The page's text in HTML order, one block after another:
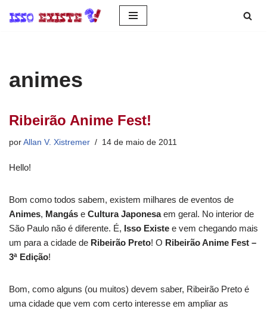
conteúdo
animes
Ribeirão Anime Fest!
por Allan V. Xistremer 14 de maio de 2011
Hello!
Bom como todos sabem, existem milhares de eventos de
Animes, Mangás e Cultura Japonesaem geral. No interior de
São Paulo não é diferente. É, Isso Existe e vem chegando mais
um para a cidade de Ribeirão Preto! O Ribeirão Anime Fest –
3ª Edição!
Bom, como alguns (ou muitos) devem saber, Ribeirão Preto é
uma cidade que vem com certo interesse em ampliar as